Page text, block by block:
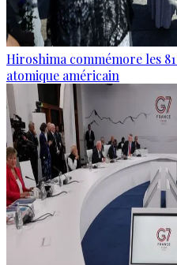
Hiroshima commémore les
atomique américain